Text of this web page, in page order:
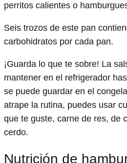
perritos calientes o
Seis trozos de este pan
carbohidratos por cada pan.
¡Guarda lo que te sobre! La
mantener en el refrigerador
se puede guardar en el
atrape la rutina, puedes usar
que te guste, carne de res, de
cerdo.
Nutrición de